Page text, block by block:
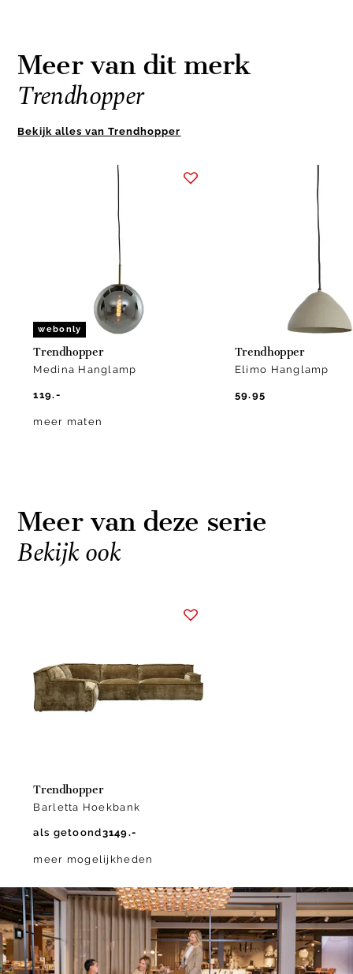
Meer van dit merk
Trendhopper
Bekijk alles van Trendhopper
webonly
Trendhopper
Medina Hanglamp
119.-
meer maten
Trendhopper
Elimo Hanglamp
59.95
Meer van deze serie
Bekijk ook
Trendhopper
Barletta Hoekbank
als getoond3149.-
meer mogelijkheden